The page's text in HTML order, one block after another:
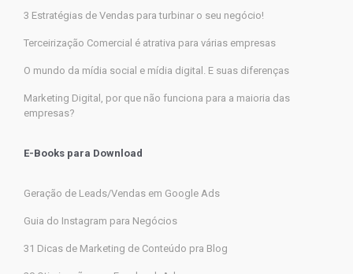
3 Estratégias de Vendas para turbinar o seu negócio!
Terceirização Comercial é atrativa para várias empresas
O mundo da mídia social e mídia digital. E suas diferenças
Marketing Digital, por que não funciona para a maioria das
empresas?
E-Books para Download
Geração de Leads/Vendas em Google Ads
Guia do Instagram para Negócios
31 Dicas de Marketing de Conteúdo pra Blog